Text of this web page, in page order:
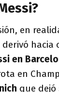
en
hacia
en
en
que dejó